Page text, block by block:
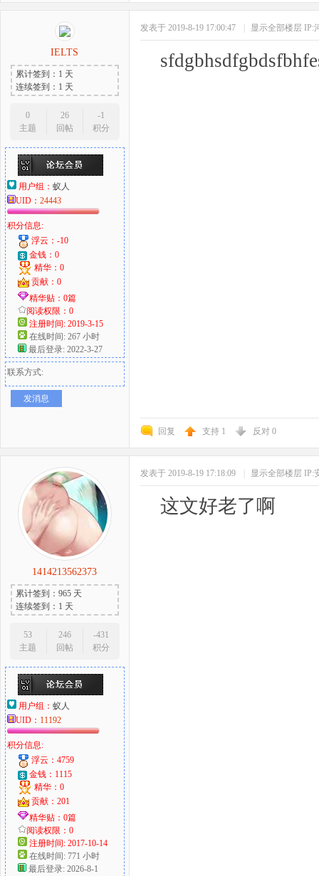
IELTS
累计签到：1 天
连续签到：1 天
0
主题
26
回帖
-1
积分
用户组： 蚁人
UID： 24443
积分信息:
浮云：-10
金钱：0
精华：0
贡献：0
精华贴：0篇
阅读权限：0
注册时间: 2019-3-15
在线时间: 267 小时
最后登录: 2022-3-27
联系方式:
发消息
发表于 2019-8-19 17:00:47 显示全部楼层 IP:
回复 支持 1 反对 0
1414213562373
累计签到：965 天
连续签到：1 天
53
主题
246
回帖
-431
积分
用户组： 蚁人
UID： 11192
积分信息:
浮云：4759
金钱：1115
精华：0
贡献：201
精华贴：0篇
阅读权限：0
注册时间: 2017-10-14
在线时间: 771 小时
最后登录: 2026-8-1
发表于 2019-8-19 17:18:09 显示全部楼层 IP:
这文好老